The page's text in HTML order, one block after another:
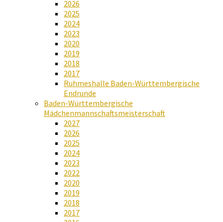
2026
2025
2024
2023
2020
2019
2018
2017
Ruhmeshalle Baden-Württembergische
Endrunde
Baden-Württembergische
Mädchenmannschaftsmeisterschaft
2027
2026
2025
2024
2023
2022
2020
2019
2018
2017